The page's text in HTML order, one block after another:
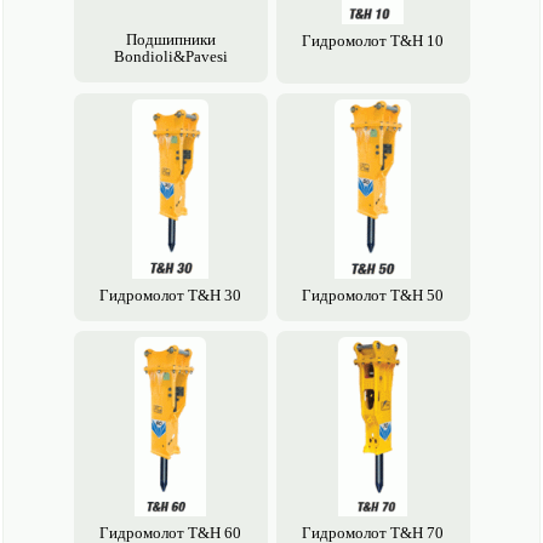
Подшипники
Bondioli&Pavesi
Гидромолот T&H 10
Гидромолот T&H 30 Гидромолот T&H 50
Гидромолот T&H 60 Гидромолот T&H 70